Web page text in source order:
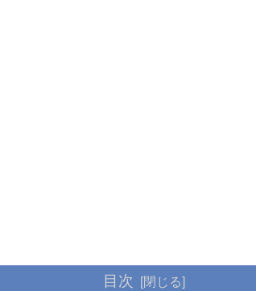
目次